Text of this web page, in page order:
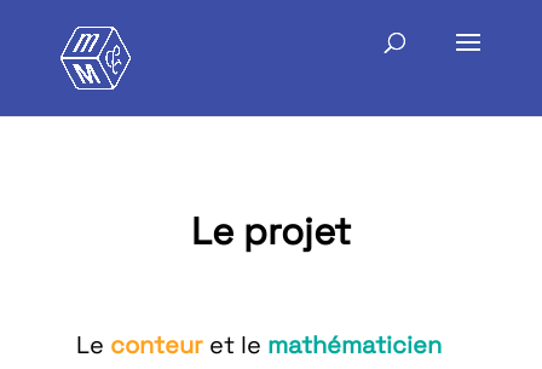
Le projet
Le conteuret le mathématicien